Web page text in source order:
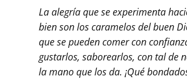
La alegría que se experimenta
bien son los caramelos del buen
que se pueden comer con
gustarlos, saborearlos, con tal de
la mano que los da. ¡Qué